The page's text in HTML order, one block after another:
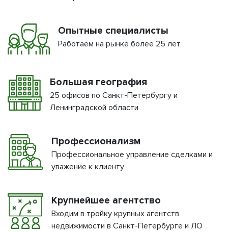
Опытные специалисты
Работаем на рынке более 25 лет
Большая география
25 офисов по Санкт-Петербургу и
Ленинградской области
Профессионализм
Профессиональное управление сделками и
уважение к клиенту
Крупнейшее агентство
Входим в тройку крупных агентств
недвижимости в Санкт-Петербурге и ЛО